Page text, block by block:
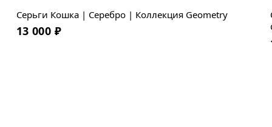
Серьги Кошка | Серебро | Коллекция Geometry
13 000 ₽